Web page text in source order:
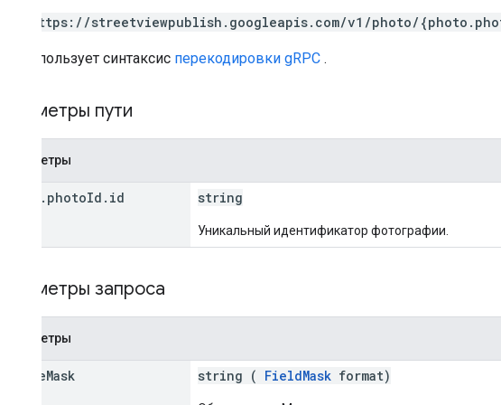
PUT https://streetviewpublish.googleapis.com/v1/photo/
URL использует синтаксис перекодировки gRPC .
Параметры пути
Параметры
. photoId . id string
Уникальный идентификатор фотографии.
Параметры запроса
Параметры
updateMask string ( FieldMask format)